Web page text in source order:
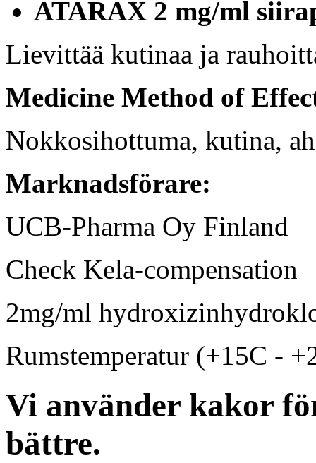
ATARAX 2 mg/ml
Lievittää kutinaa ja
Medicine Method of
Nokkosihottuma, kutina,
Marknadsförare:
UCB-Pharma Oy Finland
Check Kela-compensation
2mg/ml
Rumstemperatur (+15C -
Vi använder kakor
bättre.